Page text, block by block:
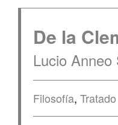
De la
Lucio Anneo
Filosofía, Tratado